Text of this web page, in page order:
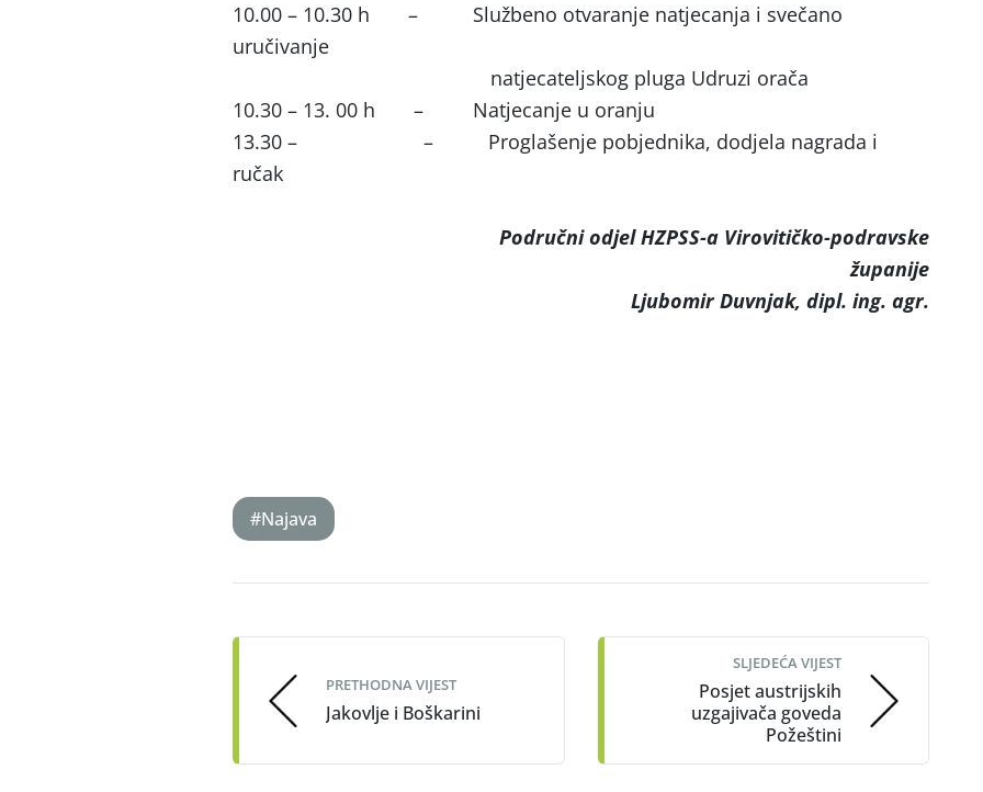
10.00 – 10.30 h – Službeno otvaranje natjecanja i svečano
uručivanje
natjecateljskog pluga Udruzi orača
10.30 – 13. 00 h – Natjecanje u oranju
13.30 – – Proglašenje pobjednika, dodjela nagrada i
ručak
Područni odjel HZPSS-a Virovitičko-podravske
županije
Ljubomir Duvnjak, dipl. ing. agr.
#Najava
navigation
PRETHODNA VIJEST
Jakovlje i Boškarini
SLJEDEĆA VIJEST
Posjet austrijskih
uzgajivača goveda
Požeštini